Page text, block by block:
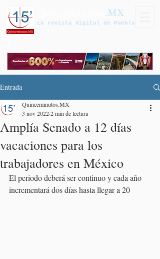
.MX
La revista digital de Puebla
Entrada
Amplía Senado a 12 días
vacaciones para los
trabajadores en México
Quinceminutos.MX
3 nov 20222 min de lectura
El periodo deberá ser continuo y cada año
incrementará dos días hasta llegar a 20